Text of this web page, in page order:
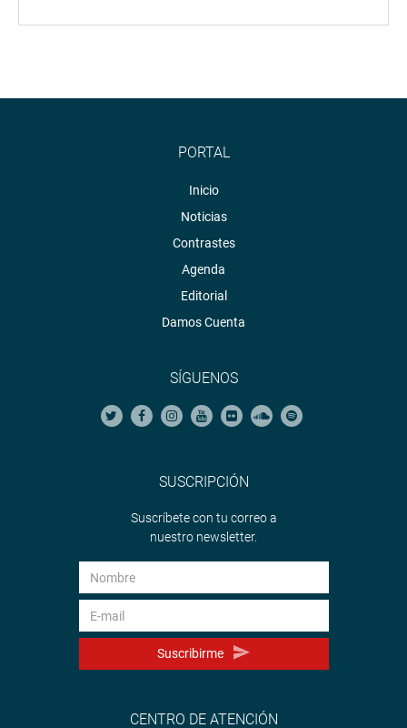
PORTAL
Inicio
Noticias
Contrastes
Agenda
Editorial
Damos Cuenta
SÍGUENOS
SUSCRIPCIÓN
Suscríbete con tu correo a
nuestro newsletter.
Suscribirme
CENTRO DE ATENCIÓN